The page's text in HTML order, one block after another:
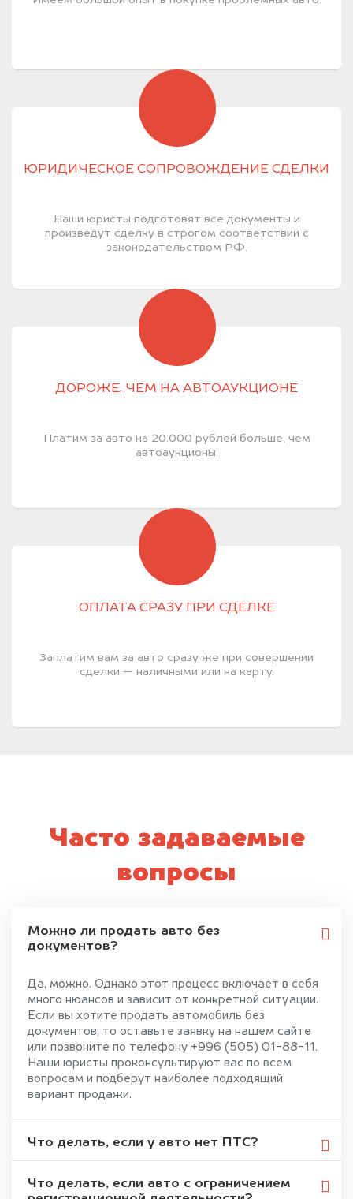
ЮРИДИЧЕСКОЕ СОПРОВОЖДЕНИЕ СДЕЛКИ
Наши юристы подготовят все документы и
произведут сделку в строгом соответствии с
законодательством РФ.
ДОРОЖЕ, ЧЕМ НА АВТОАУКЦИОНЕ
Платим за авто на 20.000 рублей больше, чем
автоаукционы.
ОПЛАТА СРАЗУ ПРИ СДЕЛКЕ
Заплатим вам за авто сразу же при совершении
сделки — наличными или на карту.
Часто задаваемые
вопросы
Можно ли продать авто без
документов?
Да, можно. Однако этот процесс включает в себя
много нюансов и зависит от конкретной ситуации.
Если вы хотите продать автомобиль без
документов, то оставьте заявку на нашем сайте
или позвоните по телефону +996 (505) 01-88-11.
Наши юристы проконсультируют вас по всем
вопросам и подберут наиболее подходящий
вариант продажи.
Что делать, если у авто нет ПТС?
Что делать, если авто с ограничением